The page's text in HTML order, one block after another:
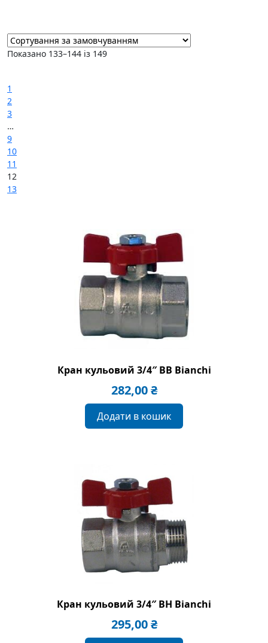
Показано 133–144 із 149
1
2
3
…
9
10
11
12
13
Кран кульовий 3/4″ BB Bianchi
282,00₴
Додати в кошик
Кран кульовий 3/4″ ВН Bianchi
295,00₴